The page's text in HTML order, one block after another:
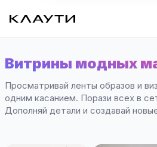
Витрины модных
Просматривай ленты образов и
одним касанием. Порази всех в
Дополняй детали и создавай